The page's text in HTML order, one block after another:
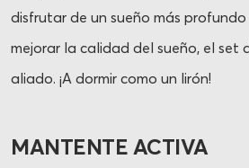
disfrutar de un sueño más
mejorar la calidad del sueño, el set
aliado. ¡A dormir como un lirón!
MANTENTE ACTIVA